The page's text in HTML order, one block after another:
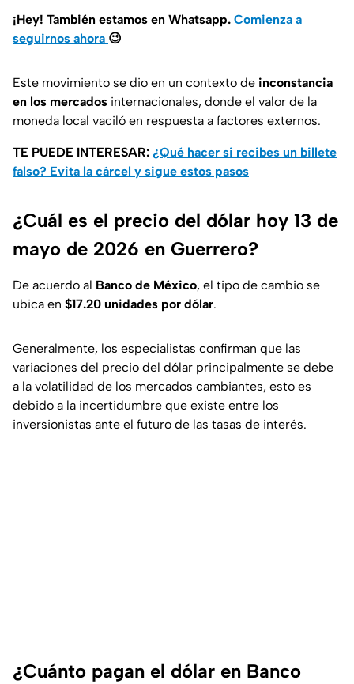
¡Hey! También estamos en Whatsapp. Comienza a
seguirnos ahora 😉
Este movimiento se dio en un contexto de inconstancia
en los mercados internacionales, donde el valor de la
moneda local vaciló en respuesta a factores externos.
TE PUEDE INTERESAR: ¿Qué hacer si recibes un billete
falso? Evita la cárcel y sigue estos pasos
¿Cuál es el precio del dólar hoy 13 de
mayo de 2026 en Guerrero?
De acuerdo al Banco de México, el tipo de cambio se
ubica en $17.20 unidades por dólar.
Generalmente, los especialistas confirman que las
variaciones del precio del dólar principalmente se debe
a la volatilidad de los mercados cambiantes, esto es
debido a la incertidumbre que existe entre los
inversionistas ante el futuro de las tasas de interés.
¿Cuánto pagan el dólar en Banco